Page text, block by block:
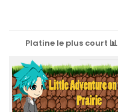
Platine le plus court 📊